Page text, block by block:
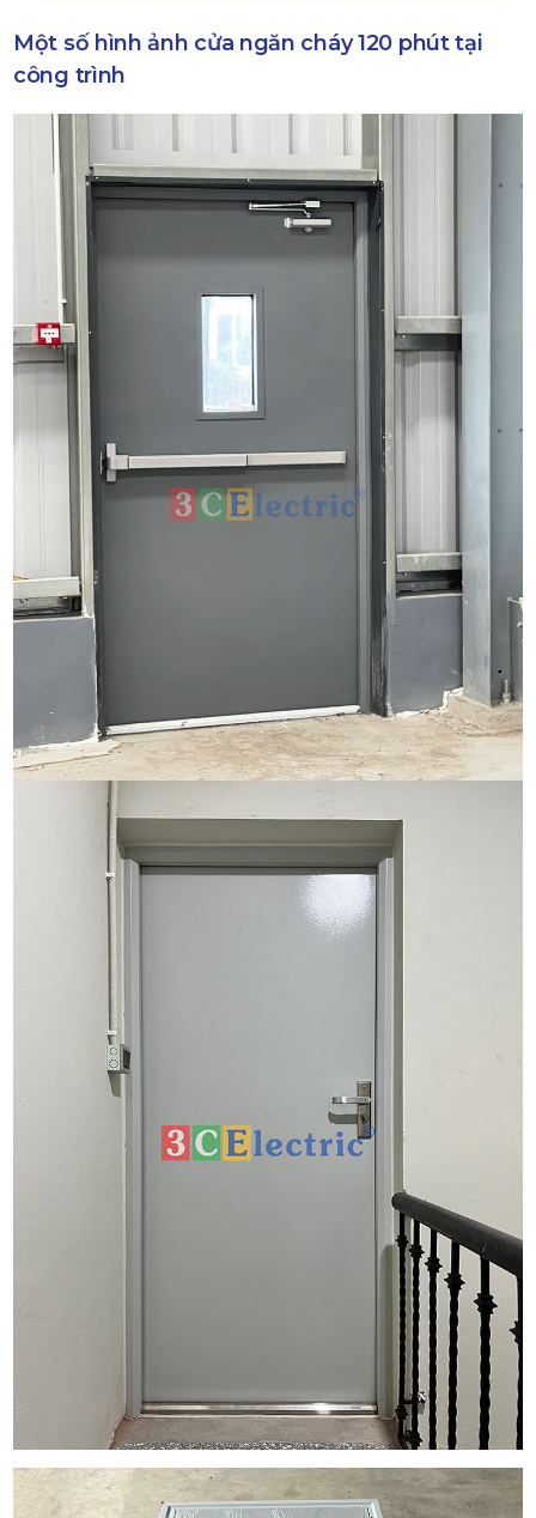
Một số hình ảnh cửa ngăn cháy 120 phút tại
công trình